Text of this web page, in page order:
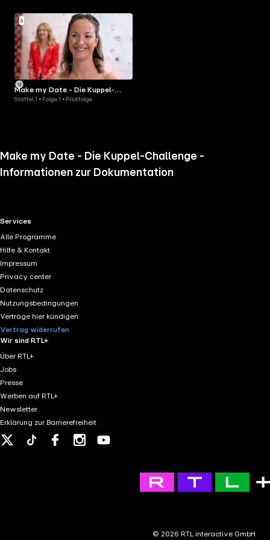
Make my Date - Die Kuppel-
Challenge
Staffel 1 • Folge 1 • Pilotfolge
Make my Date - Die Kuppel-Challenge -
Informationen zur Dokumentation
RTL+ useful links.
Services
Alle Programme
Hilfe & Kontakt
Impressum
Privacy center
Datenschutz
Nutzungsbedingungen
Verträge hier kündigen
Vertrag widerrufen
Wir sind RTL+
Über RTL+
Jobs
Presse
Werben auf RTL+
Newsletter
Erklärung zur Barrierefreiheit
Tiktok FacebookInstagram
© 2026 RTL interactive GmbH